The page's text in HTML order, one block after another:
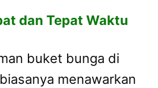
dan Tepat Waktu
buket bunga di
menawarkan